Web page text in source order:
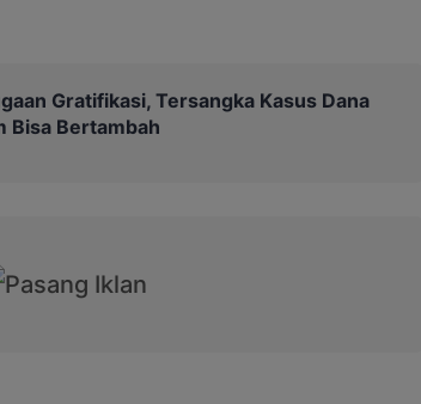
Gratifikasi, Tersangka Kasus Dana
Bisa Bertambah